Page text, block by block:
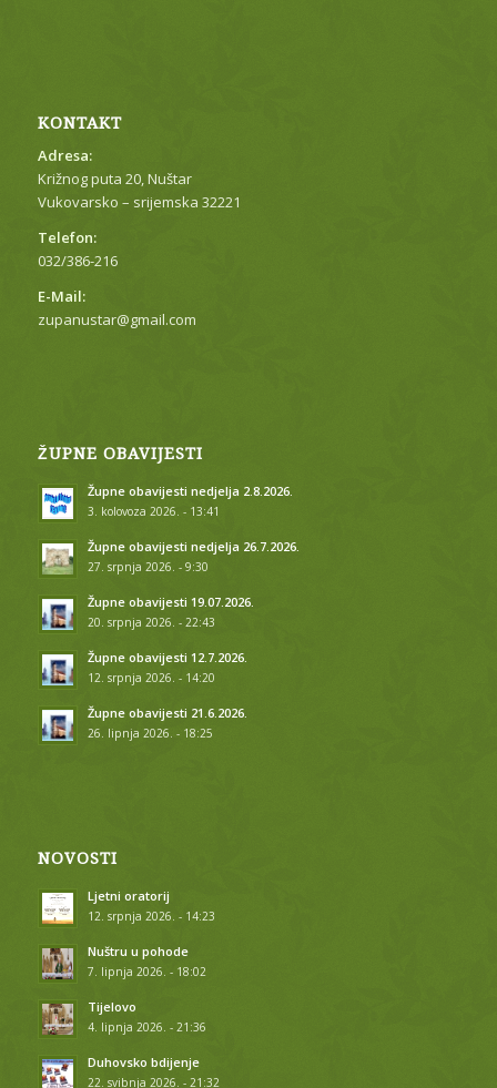
KONTAKT
Adresa:
Križnog puta 20, Nuštar
Vukovarsko – srijemska 32221
Telefon:
032/386-216
E-Mail:
zupanustar@gmail.com
ŽUPNE OBAVIJESTI
Župne obavijesti nedjelja 2.8.2026.
3. kolovoza 2026. - 13:41
Župne obavijesti nedjelja 26.7.2026.
27. srpnja 2026. - 9:30
Župne obavijesti 19.07.2026.
20. srpnja 2026. - 22:43
Župne obavijesti 12.7.2026.
12. srpnja 2026. - 14:20
Župne obavijesti 21.6.2026.
26. lipnja 2026. - 18:25
NOVOSTI
Ljetni oratorij
12. srpnja 2026. - 14:23
Nuštru u pohode
7. lipnja 2026. - 18:02
Tijelovo
4. lipnja 2026. - 21:36
Duhovsko bdijenje
22. svibnja 2026. - 21:32